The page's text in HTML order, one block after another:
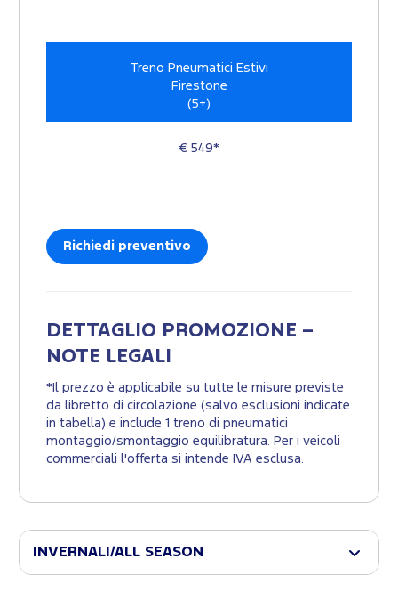
Treno Pneumatici Estivi
Firestone
(5+)
€ 549*
Richiedi preventivo
DETTAGLIO PROMOZIONE –
NOTE LEGALI
*Il prezzo è applicabile su tutte le misure previste
da libretto di circolazione (salvo esclusioni indicate
in tabella) e include 1 treno di pneumatici
montaggio/smontaggio equilibratura. Per i veicoli
commerciali l'offerta si intende IVA esclusa.
INVERNALI/ALL SEASON